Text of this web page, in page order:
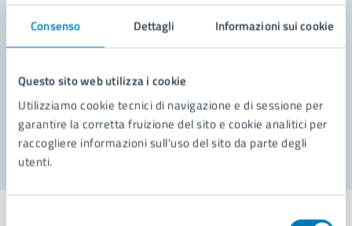
Consenso Dettagli Informazioni sui cookie
Questo sito web utilizza i cookie
Utilizziamo cookie tecnici di navigazione e di sessione per
garantire la corretta fruizione del sito e cookie analitici per
raccogliere informazioni sull'uso del sito da parte degli
utenti.
Richiedi assistenza
Prenota appuntamento
Problemi in città
Segnala disservizio